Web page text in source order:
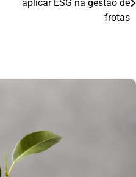
aplicar ESG na gestão de
frotas